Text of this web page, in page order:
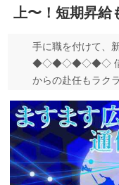
上〜！短期昇給
手に職を付け
◆◇◆◇◆◇◆◇ 借り上
からの赴任もラク